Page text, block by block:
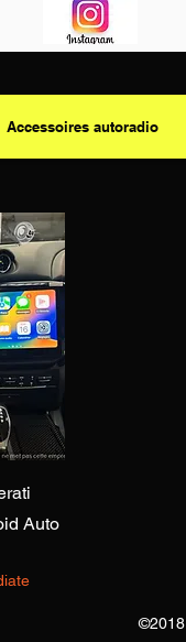
Accessoires autoradio
Auto
©2018